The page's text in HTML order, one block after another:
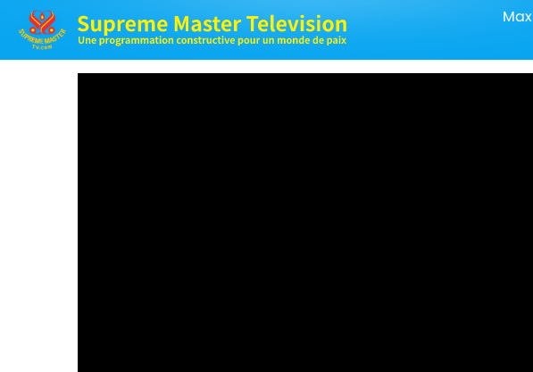
Max